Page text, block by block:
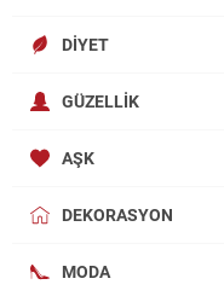
DIYET
GÜZELLIK
AŞK
DEKORASYON
MODA